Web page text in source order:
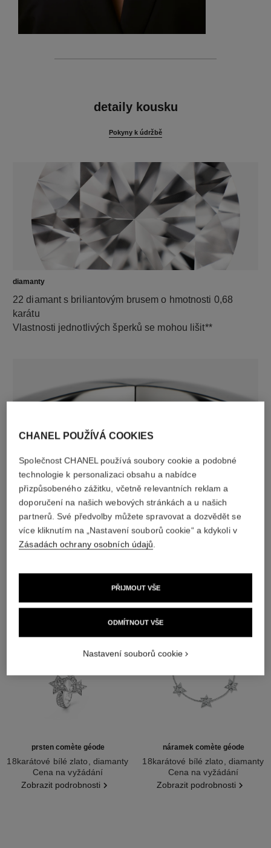
detaily kousku
Pokyny k údržbě
diamanty
22 diamant s briliantovým brusem o hmotnosti 0,68
karátu
Vlastnosti jednotlivých šperků se mohou lišit**
materiál
18karátové bílé zlato
OBJEVTE TAKÉ
prsten comète géode
18karátové bílé zlato, diamanty
Ref. J0387Cena na vyžádání
Zobrazit podrobnosti
náramek comète géode
18karátové bílé zlato, diamanty
Ref. J2788Cena na vyžádání
Zobrazit podrobnosti
CHANEL POUŽÍVÁ COOKIES
Společnost CHANEL používá soubory cookie a podobné
technologie k personalizaci obsahu a nabídce
přizpůsobeného zážitku, včetně relevantních reklam a
doporučení na našich webových stránkách a u našich
partnerů. Své předvolby můžete spravovat a dozvědět se
více kliknutím na „Nastavení souborů cookie“ a kdykoli v
Zásadách ochrany osobních údajů
ODMÍTNOUT VŠE
PŘIJMOUT VŠE
Nastavení souborů cookie